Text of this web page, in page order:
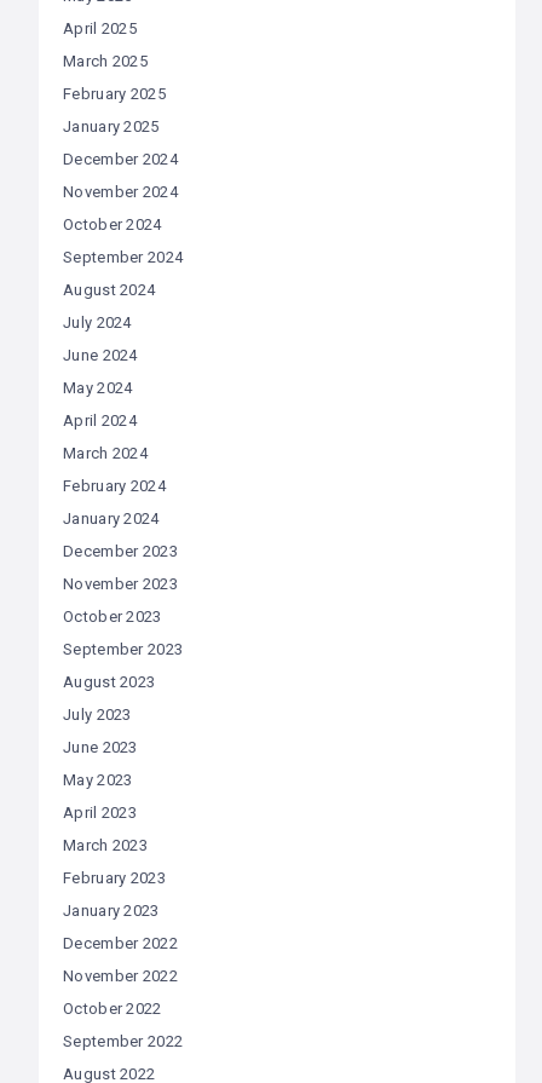
April 2025
March 2025
February 2025
January 2025
December 2024
November 2024
October 2024
September 2024
August 2024
July 2024
June 2024
May 2024
April 2024
March 2024
February 2024
January 2024
December 2023
November 2023
October 2023
September 2023
August 2023
July 2023
June 2023
May 2023
April 2023
March 2023
February 2023
January 2023
December 2022
November 2022
October 2022
September 2022
August 2022